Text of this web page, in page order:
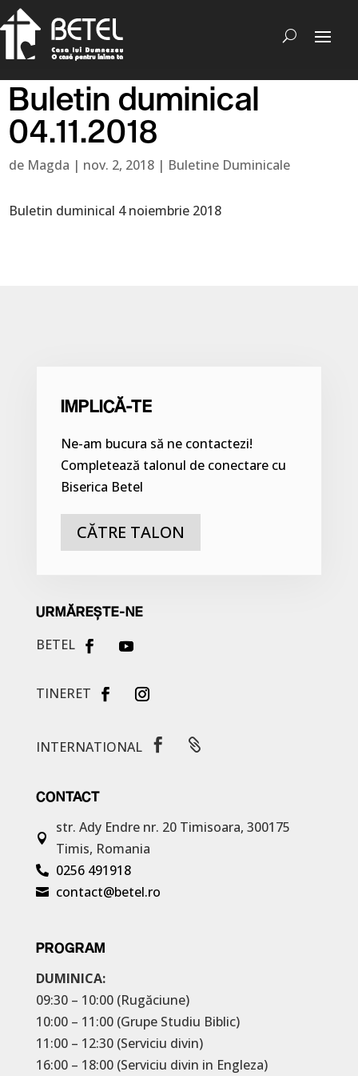
Buletin duminical
04.11.2018
de Magda | nov. 2, 2018 | Buletine Duminicale
Buletin duminical 4 noiembrie 2018
IMPLICĂ-TE
Ne-am bucura să ne contactezi!
Completează talonul de conectare cu
Biserica Betel
CĂTRE TALON
URMĂREȘTE-NE
BETEL
TINERET
INTERNATIONAL  
CONTACT

str. Ady Endre nr. 20 Timisoara, 300175
Timis, Romania
 0256 491918
 contact@betel.ro
PROGRAM
DUMINICA:
09:30 – 10:00 (Rugăciune)
10:00 – 11:00 (Grupe Studiu Biblic)
11:00 – 12:30 (Serviciu divin)
16:00 – 18:00 (Serviciu divin in Engleza)